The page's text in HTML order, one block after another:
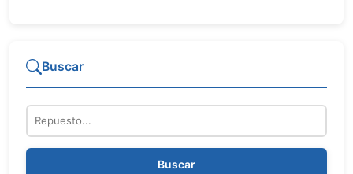
Buscar
Repuesto
Buscar